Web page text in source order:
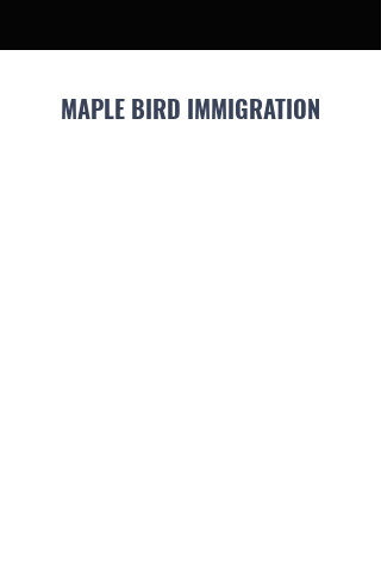
MAPLE BIRD IMMIGRATION